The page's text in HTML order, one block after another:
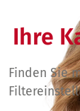
Ihre
Finden Sie